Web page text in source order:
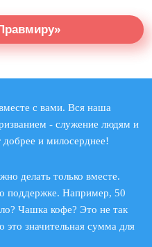
с вами. Вся наша
- служение людям и
добрее и милосерднее!
делать только вместе.
поддержке. Например, 50
Чашка кофе? Это не так
значительная сумма для